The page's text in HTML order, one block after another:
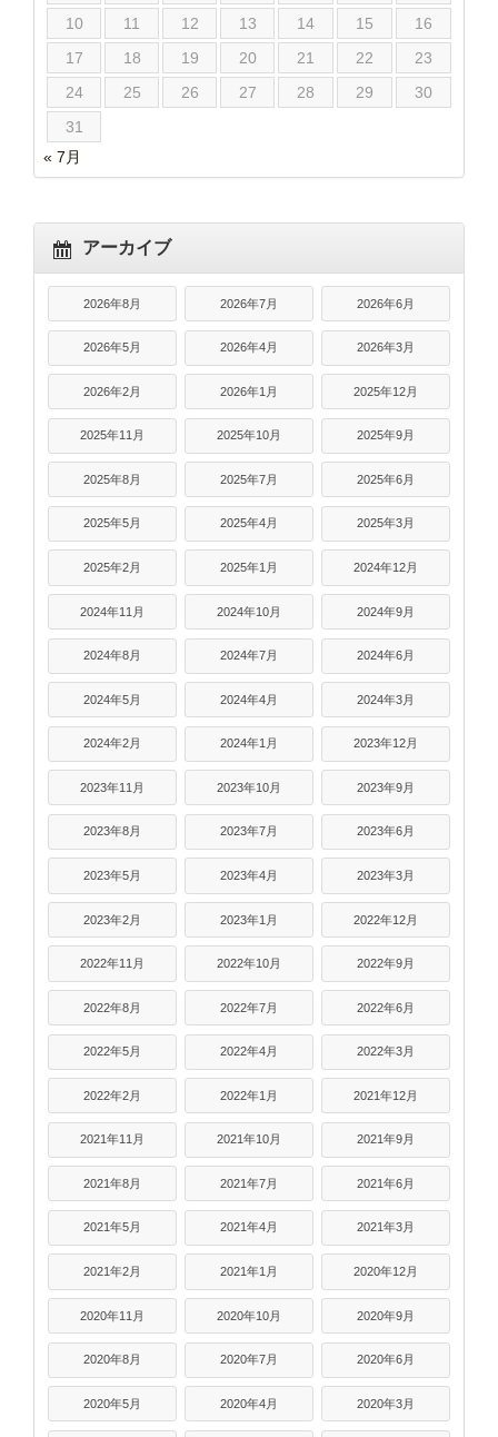
10
11 12 13 14 15
16
17
18 19 20 21 22
23
24
25 26 27 28 29
30
31
« 7月
アーカイブ
2026年8月 2026年7月 2026年6月
2026年5月 2026年4月 2026年3月
2026年2月 2026年1月 2025年12月
2025年11月 2025年10月 2025年9月
2025年8月 2025年7月 2025年6月
2025年5月 2025年4月 2025年3月
2025年2月 2025年1月 2024年12月
2024年11月 2024年10月 2024年9月
2024年8月 2024年7月 2024年6月
2024年5月 2024年4月 2024年3月
2024年2月 2024年1月 2023年12月
2023年11月 2023年10月 2023年9月
2023年8月 2023年7月 2023年6月
2023年5月 2023年4月 2023年3月
2023年2月 2023年1月 2022年12月
2022年11月 2022年10月 2022年9月
2022年8月 2022年7月 2022年6月
2022年5月 2022年4月 2022年3月
2022年2月 2022年1月 2021年12月
2021年11月 2021年10月 2021年9月
2021年8月 2021年7月 2021年6月
2021年5月 2021年4月 2021年3月
2021年2月 2021年1月 2020年12月
2020年11月 2020年10月 2020年9月
2020年8月 2020年7月 2020年6月
2020年5月 2020年4月 2020年3月